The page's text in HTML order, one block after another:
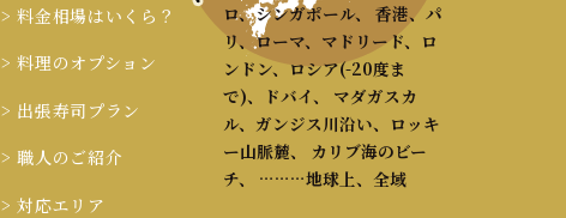
> 料金相場はいくら？
> 料理のオプション
> 出張寿司プラン
> 職人のご紹介
> 対応エリア
ロ、シンガポール、 香港、パ
リ、ローマ、マドリード、ロ
ンドン、ロシア(-20度ま
で)、ドバイ、 マダガスカ
ル、ガンジス川沿い、ロッキ
ー山脈麓、 カリブ海のビー
チ、 ………地球上、全域